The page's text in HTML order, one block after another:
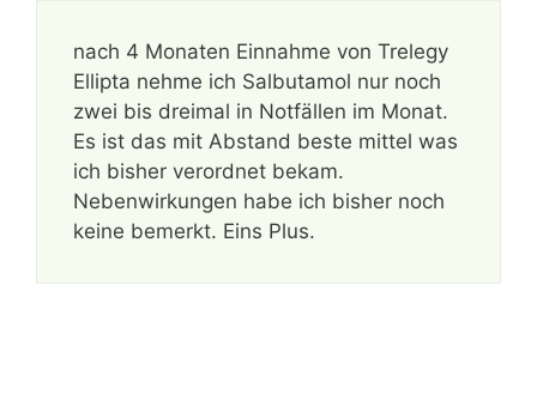
nach 4 Monaten Einnahme von Trelegy
Ellipta nehme ich Salbutamol nur noch
zwei bis dreimal in Notfällen im Monat.
Es ist das mit Abstand beste mittel was
ich bisher verordnet bekam.
Nebenwirkungen habe ich bisher noch
keine bemerkt. Eins Plus.